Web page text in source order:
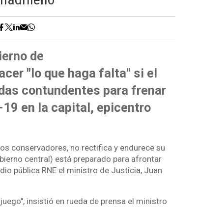
de
"lo que haga falta" si el
contundentes para frenar
en la capital, epicentro
conservadores, no rectifica y endurece su
central) está preparado para afrontar
pública RNE el ministro de Justicia, Juan
insistió en rueda de prensa el ministro